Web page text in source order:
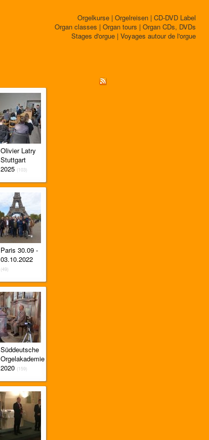
Orgelkurse | Orgelreisen | CD-DVD Label
Organ classes | Organ tours | Organ CDs, DVDs
Stages d'orgue | Voyages autour de l'orgue
Olivier Latry
Stuttgart
2025 (103)
Paris 30.09 -
03.10.2022
(49)
Süddeutsche
Orgelakademie
2020 (159)